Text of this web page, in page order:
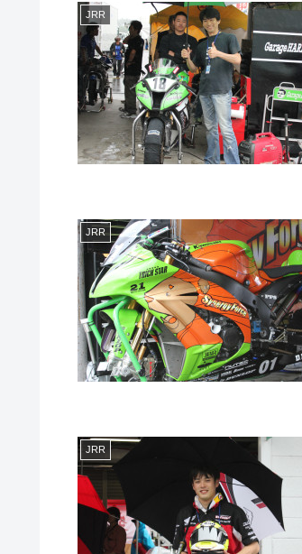
JRR
JRR
JRR